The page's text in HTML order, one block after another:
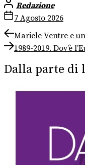
Redazione
7 Agosto 2026
Navigazione
articoli
Previous
post:
Mariele Ventre e
Next
post:
1989-2019. Dov’è
Dalla parte di